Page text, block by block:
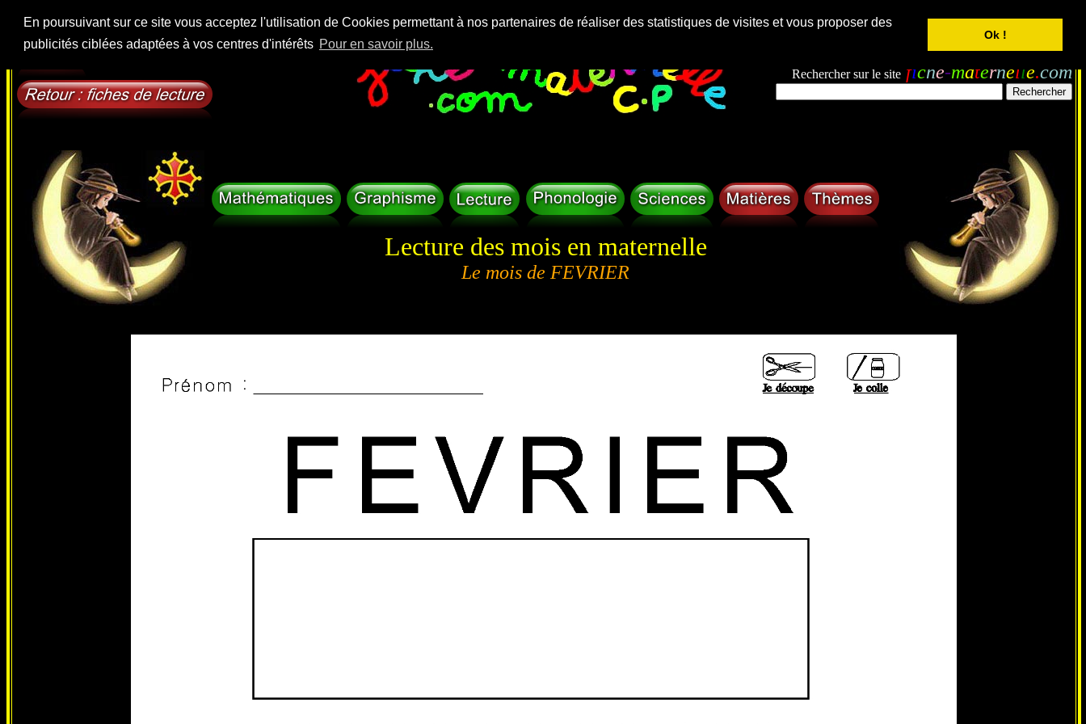
En poursuivant sur ce site vous acceptez l'utilisation de Cookies permettant à nos partenaires de réaliser des statistiques de visites et vous proposer des
publicités ciblées adaptées à vos centres d'intérêts Pour en savoir plus.
Ok !
Rechercher sur le site fiche-maternelle.com
Lecture des mois en maternelle
Le mois de FEVRIER